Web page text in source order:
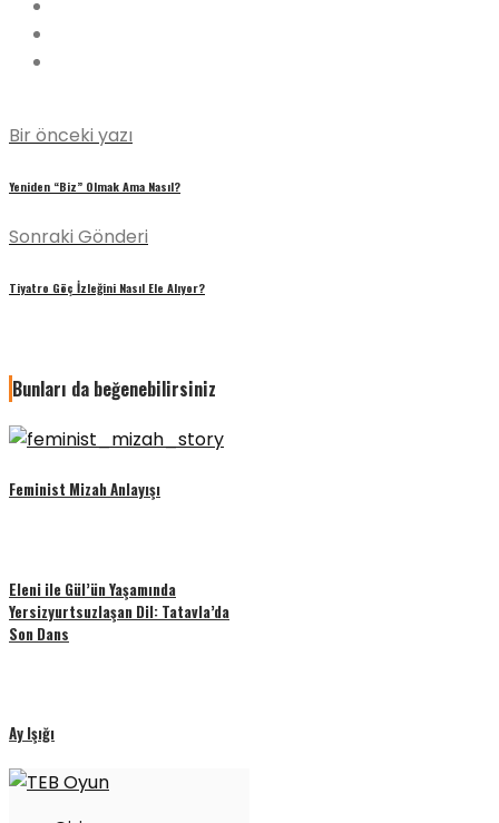
Bir önceki yazı
Yeniden “Biz” Olmak Ama Nasıl?
Sonraki Gönderi
Tiyatro Göç İzleğini Nasıl Ele Alıyor?
Bunları da beğenebilirsiniz
Feminist Mizah Anlayışı
Eleni ile Gül’ün Yaşamında
Yersizyurtsuzlaşan Dil: Tatavla’da
Son Dans
Ay Işığı